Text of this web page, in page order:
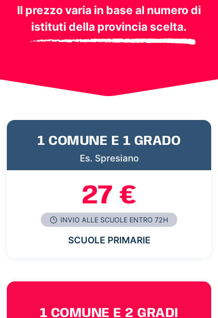
Il prezzo varia in base al numero di
istituti della provincia scelta.
1 COMUNE E 1 GRADO
Es. Spresiano
27 €
INVIO ALLE SCUOLE ENTRO 72H
SCUOLE PRIMARIE
1 COMUNE E 2 GRADI